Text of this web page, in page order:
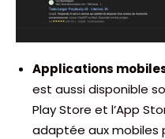
Applications
est aussi disponible
Play Store et l’App
adaptée aux mobiles